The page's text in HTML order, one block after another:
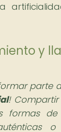
y
parte
!
formas